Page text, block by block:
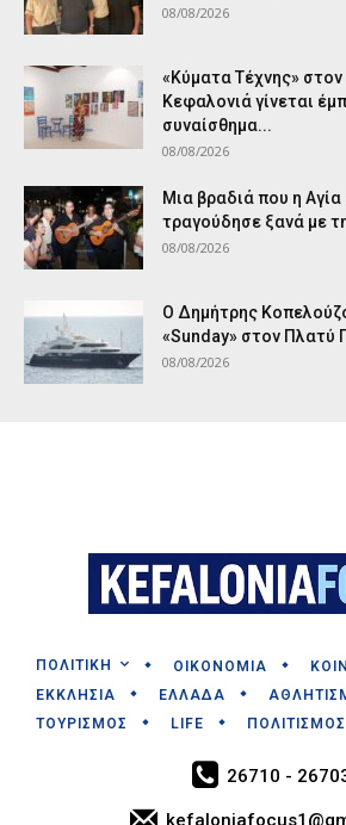
08/08/2026
«Κύματα Τέχνης»
Κεφαλονιά γίνεται
συναίσθημα...
08/08/2026
Μια βραδιά που η
τραγούδησε ξανά με
08/08/2026
Ο Δημήτρης
«Sunday» στον Πλατύ
08/08/2026
ΠΟΛΙΤΙΚΗ ΟΙΚΟΝΟΜΙΑ
ΕΚΚΛΗΣΙΑ
ΕΛΛΑΔΑ
ΤΟΥΡΙΣΜΟΣ
LIFE ΠΟΛΙΤΙΣΜΟΣ
26710 -